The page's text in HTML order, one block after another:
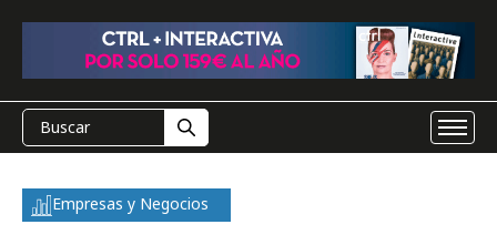
Empresas y Negocios